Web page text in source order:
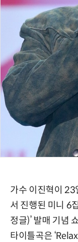
가수 이진혁이 23
서 진행된 미니 6
정글)’ 발매 기념
타이틀곡은